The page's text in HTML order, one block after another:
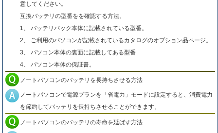
意してください。
互換バッテリの型番をを確認する方法。
1、 バッテリパック本体に記載されている型番。
2、 ご利用のパソコンが記載されているカタログのオプション品ページ。
3、 パソコン本体の裏面に記載してある型番
4、 パソコン本体の保証書。
ノートパソコンのバッテリを長持ちさせる方法
ノートパソコンで電源プランを「省電力」モードに設定すると、消費電力
を節約してバッテリを長持ちさせることができます。
ノートパソコンのバッテリの寿命を延ばす方法